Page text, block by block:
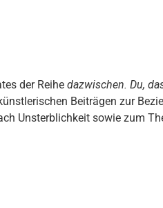
der Reihe dazwischen. Du,
Beiträgen zur
Unsterblichkeit sowie zum